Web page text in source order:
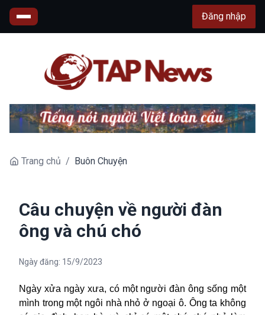
Đăng nhập
Trang chủ / Buôn Chuyện
Câu chuyện về người đàn
ông và chú chó
Ngày đăng: 15/9/2023
Ngày xửa ngày xưa, có một người đàn ông sống một
mình trong một ngôi nhà nhỏ ở ngoại ô. Ông ta không